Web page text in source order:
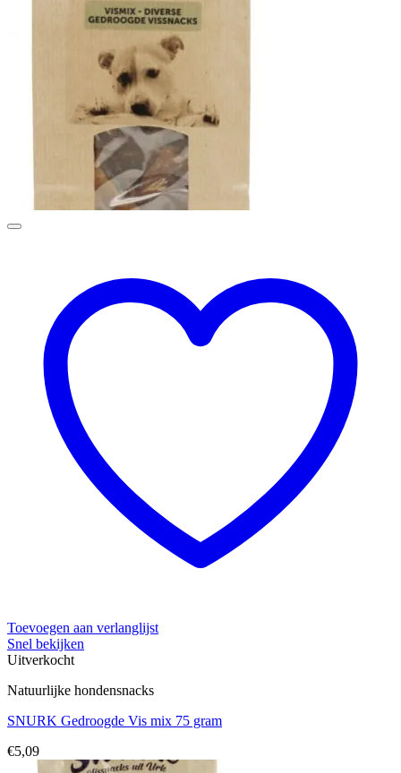
Toevoegen aan verlanglijst
Snel bekijken
Uitverkocht
Natuurlijke hondensnacks
SNURK Gedroogde Vis mix 75 gram
€5,09